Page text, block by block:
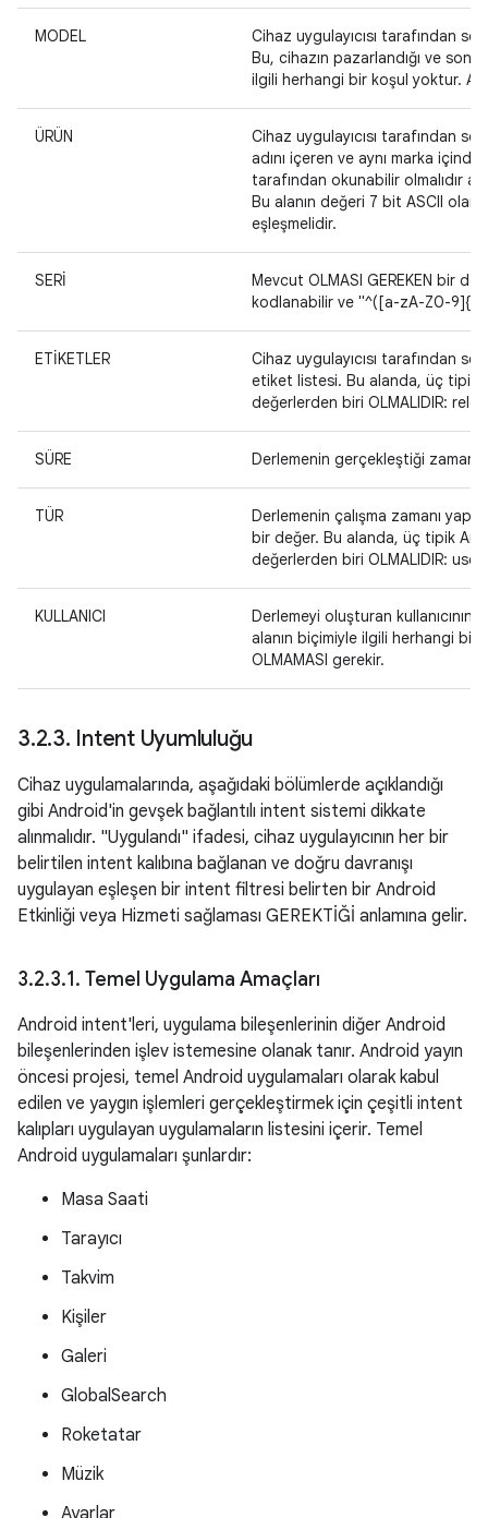
MODEL
Cihaz uygulayıcısı tarafından
Bu, cihazın pazarlandığı ve son
ilgili herhangi bir koşul yoktur.
ÜRÜN
Cihaz uygulayıcısı tarafından
adını içeren ve aynı marka
tarafından okunabilir olmalıdır
Bu alanın değeri 7 bit ASCII
eşleşmelidir.
SERİ
Mevcut OLMASI GEREKEN bir
kodlanabilir ve "^([a-zA-Z0-
ETİKETLER
Cihaz uygulayıcısı tarafından
etiket listesi. Bu alanda, üç tipik
değerlerden biri OLMALIDIR:
SÜRE Derlemenin gerçekleştiği
TÜR
Derlemenin çalışma zamanı
bir değer. Bu alanda, üç tipik
değerlerden biri OLMALIDIR:
KULLANICI
Derlemeyi oluşturan kullanıcının
alanın biçimiyle ilgili herhangi
OLMAMASI gerekir.
3.2.3. Intent Uyumluluğu
Cihaz uygulamalarında, aşağıdaki bölümlerde açıklandığı
gibi Android'in gevşek bağlantılı intent sistemi dikkate
alınmalıdır. "Uygulandı" ifadesi, cihaz uygulayıcının her bir
belirtilen intent kalıbına bağlanan ve doğru davranışı
uygulayan eşleşen bir intent filtresi belirten bir Android
Etkinliği veya Hizmeti sağlaması GEREKTİĞİ anlamına gelir.
3.2.3.1. Temel Uygulama Amaçları
Android intent'leri, uygulama bileşenlerinin diğer Android
bileşenlerinden işlev istemesine olanak tanır. Android yayın
öncesi projesi, temel Android uygulamaları olarak kabul
edilen ve yaygın işlemleri gerçekleştirmek için çeşitli intent
kalıpları uygulayan uygulamaların listesini içerir. Temel
Android uygulamaları şunlardır:
Masa Saati
Tarayıcı
Takvim
Kişiler
Galeri
GlobalSearch
Roketatar
Müzik
Ayarlar